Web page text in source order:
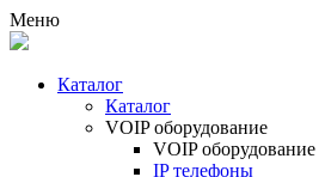
Меню
Каталог
Каталог
VOIP оборудование
VOIP оборудование
IP телефоны